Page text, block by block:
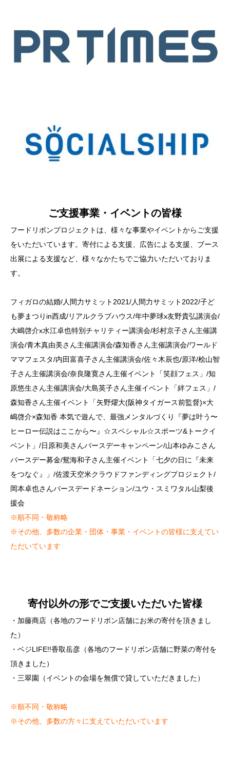
ご支援事業・イベントの皆様
フードリボンプロジェクトは、様々な事業やイベントからご支援
をいただいています。寄付による支援、広告による支援、ブース
出展による支援など、様々なかたちでご協力いただいておりま
す。
フィガロの結婚/人間力サミット2021/人間力サミット2022/子ど
も夢まつりin西成/リアルクラブハウス/年中夢球x友野貴弘講演会/
大嶋啓介x水江卓也特別チャリティー講演会/杉村京子さん主催講
演会/青木真由美さん主催講演会/森知香さん主催講演会/ワールド
ママフェスタ/内田富喜子さん主催講演会/佐々木辰也/原洋/桧山智
子さん主催講演会/奈良隆寛さん主催イベント「笑顔フェス」/知
原悠生さん主催講演会/大島英子さん主催イベント「絆フェス」/
森知香さん主催イベント「矢野燿大(阪神タイガース前監督)×大
嶋啓介×森知香 本気で遊んで、最強メンタルづくり『夢は叶う〜
ヒーロー伝説はここから〜』☆スペシャル☆スポーツ&トークイ
ベント」/日原和美さんバースデーキャンペーン/山本ゆみこさん
バースデー募金/鴛海和子さん主催イベント「七夕の日に『未来
をつなぐ』」/佐渡天空米クラウドファンディングプロジェクト/
岡本卓也さんバースデードネーション/ユウ・スミワタル山梨後
援会
※順不同・敬称略
※その他、多数の企業・団体・事業・イベントの皆様に支えてい
ただいています
寄付以外の形でご支援いただいた皆様
・加藤商店（各地のフードリボン店舗にお米の寄付を頂きまし
た）
・ベジLIFE!!香取岳彦（各地のフードリボン店舗に野菜の寄付を
頂きました）
・三翠園
（イベントの会場を無償で貸していただきました）
※順不同・敬称略
※その他、多数の方々に支えていただいています